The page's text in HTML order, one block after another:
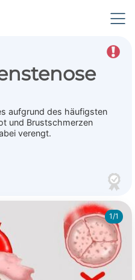
aufgrund des häufigsten
und Brustschmerzen
verengt.
1/1